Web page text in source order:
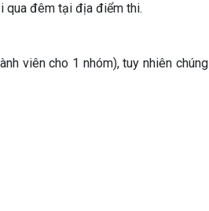
qua đêm tại địa điểm thi.
viên cho 1 nhóm), tuy nhiên chúng